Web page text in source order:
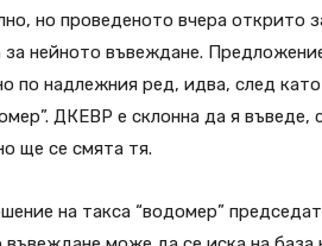
но проведеното вчера открито
за нейното въвеждане.
по надлежния ред, идва, след
ДКЕВР е склонна да я
ще се смята тя.
на такса “водомер”